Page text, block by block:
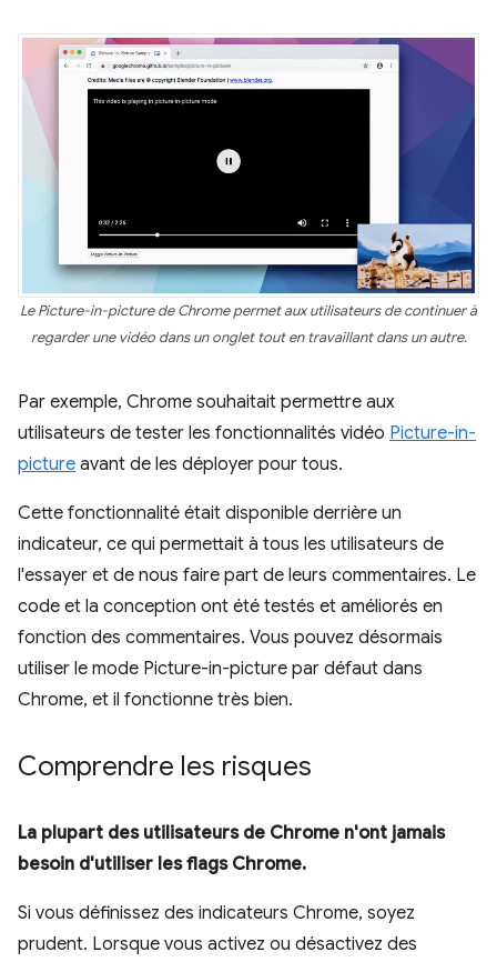
Le Picture-in-picture de Chrome permet aux utilisateurs de continuer à
regarder une vidéo dans un onglet tout en travaillant dans un autre.
Par exemple, Chrome souhaitait permettre aux
utilisateurs de tester les fonctionnalités vidéo Picture-in-
picture avant de les déployer pour tous.
Cette fonctionnalité était disponible derrière un
indicateur, ce qui permettait à tous les utilisateurs de
l'essayer et de nous faire part de leurs commentaires. Le
code et la conception ont été testés et améliorés en
fonction des commentaires. Vous pouvez désormais
utiliser le mode Picture-in-picture par défaut dans
Chrome, et il fonctionne très bien.
Comprendre les risques
La plupart des utilisateurs de Chrome n'ont jamais
besoin d'utiliser les flags Chrome.
Si vous définissez des indicateurs Chrome, soyez
prudent. Lorsque vous activez ou désactivez des